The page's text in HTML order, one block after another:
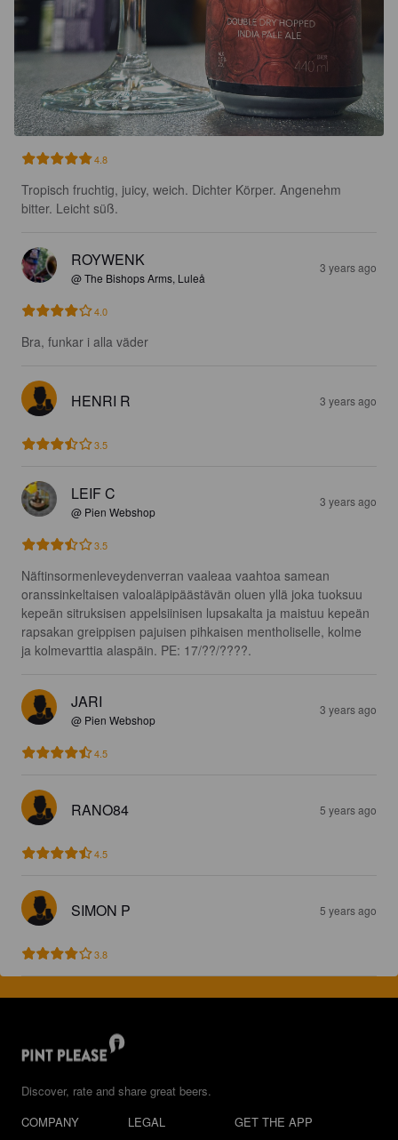
4.8
Tropisch fruchtig, juicy, weich. Dichter Körper. Angenehm
bitter. Leicht süß.
ROYWENK
@ The Bishops Arms, Luleå
3 years ago
4.0
Bra, funkar i alla väder
HENRI R 3 years ago
3.5
LEIF C
@ Pien Webshop
3 years ago
3.5
Näftinsormenleveydenverran vaaleaa vaahtoa samean
oranssinkeltaisen valoaläpipäästävän oluen yllä joka tuoksuu
kepeän sitruksisen appelsiinisen lupsakalta ja maistuu kepeän
rapsakan greippisen pajuisen pihkaisen mentholiselle, kolme
ja kolmevarttia alaspäin. PE: 17/??/????.
JARI
@ Pien Webshop
3 years ago
4.5
RANO84 5 years ago
4.5
SIMON P 5 years ago
3.8
Discover, rate and share great beers.
COMPANY
LEGAL GET THE APP